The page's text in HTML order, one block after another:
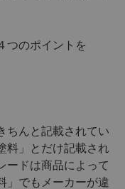
つのポイントを
ちんと記載されてい
料」とだけ記載され
ードは商品によって
」でもメーカーが違